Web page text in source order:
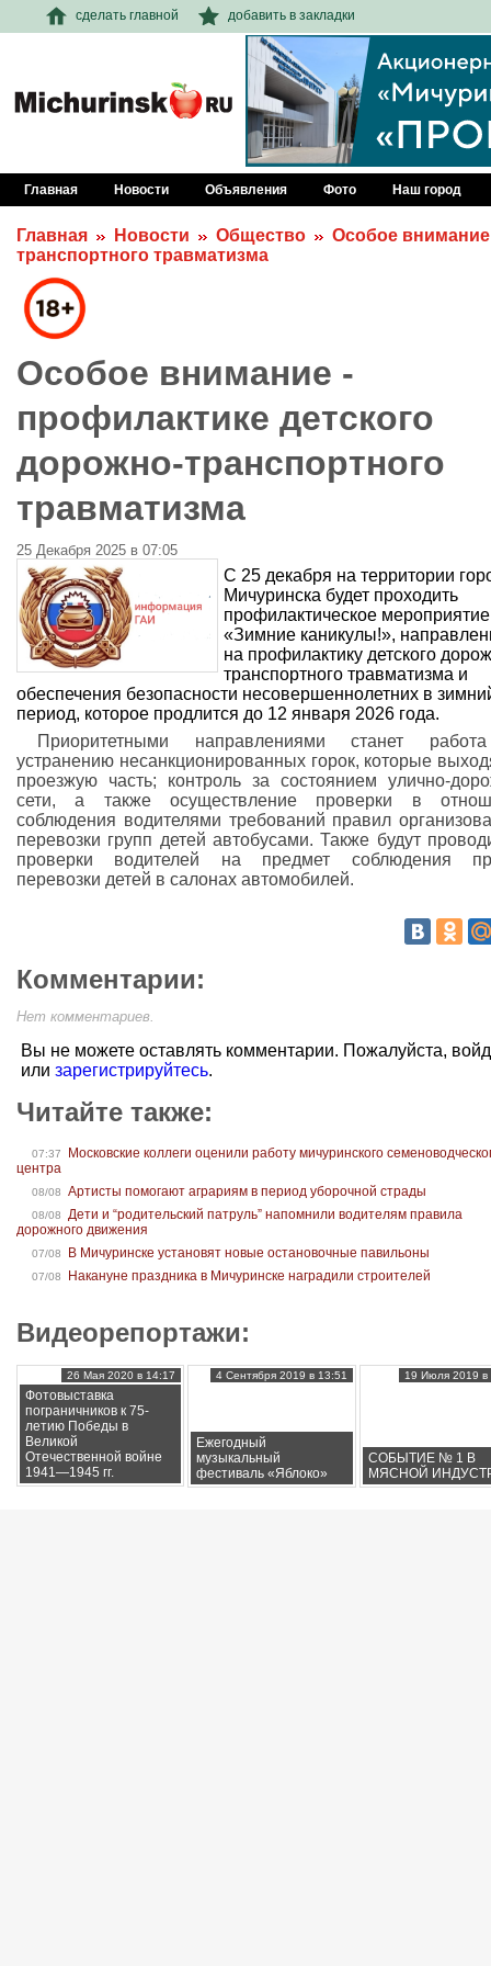
сделать главной добавить в закладки
Главная Новости Объявления Фото Наш город
Главная Новости Общество
Особое внимание
транспортного травматизма
Особое внимание -
профилактике детского
дорожно-транспортного
травматизма
25 Декабря 2025 в 07:05
С 25 декабря на территории
Мичуринска будет проходить
профилактическое мероприятие
«Зимние каникулы!»,
на профилактику детского
транспортного травматизма и
обеспечения безопасности несовершеннолетних в
период, которое продлится до 12 января 2026 года.
Приоритетными направлениями станет
устранению несанкционированных горок, которые
проезжую часть; контроль за состоянием улично-
сети, а также осуществление проверки в
соблюдения водителями требований правил
перевозки групп детей автобусами. Также будут
проверки водителей на предмет соблюдения
перевозки детей в салонах автомобилей.
Комментарии:
Нет комментариев.
Вы не можете оставлять комментарии. Пожалуйста,
или зарегистрируйтесь.
Читайте также:
07:37
Московские коллеги оценили работу мичуринского
центра
08/08 Артисты помогают аграриям в период уборочной страды
08/08
Дети и “родительский патруль” напомнили водителям правила
дорожного движения
07/08 В Мичуринске установят новые остановочные павильоны
07/08 Накануне праздника в Мичуринске наградили строителей
Видеорепортажи:
Фотовыставка
пограничников к 75-
летию Победы в
Великой
Отечественной войне
1941—1945 гг.
26 Мая 2020 в 14:17
Ежегодный
музыкальный
фестиваль «Яблоко»
4 Сентября 2019 в 13:51
СОБЫТИЕ № 1 В
МЯСНОЙ
19 Июля 2019 в